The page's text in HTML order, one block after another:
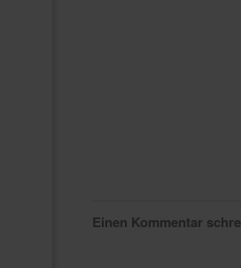
Einen Kommentar